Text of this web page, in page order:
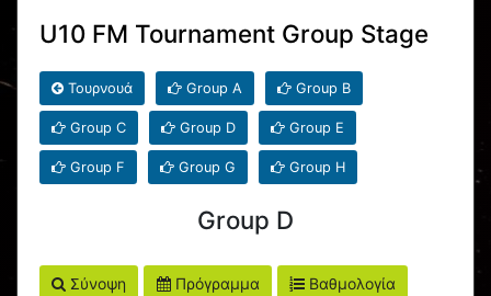
U10 FM Tournament Group Stage
Τουρνουά Group A Group B
Group C Group D Group E
Group F Group G Group H
Group D
Σύνοψη Πρόγραμμα Βαθμολογία